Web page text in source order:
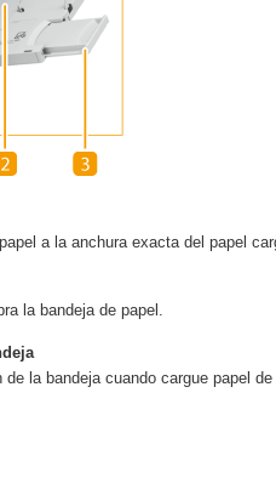
a la anchura exacta del papel
la bandeja de papel.
de la bandeja cuando cargue papel